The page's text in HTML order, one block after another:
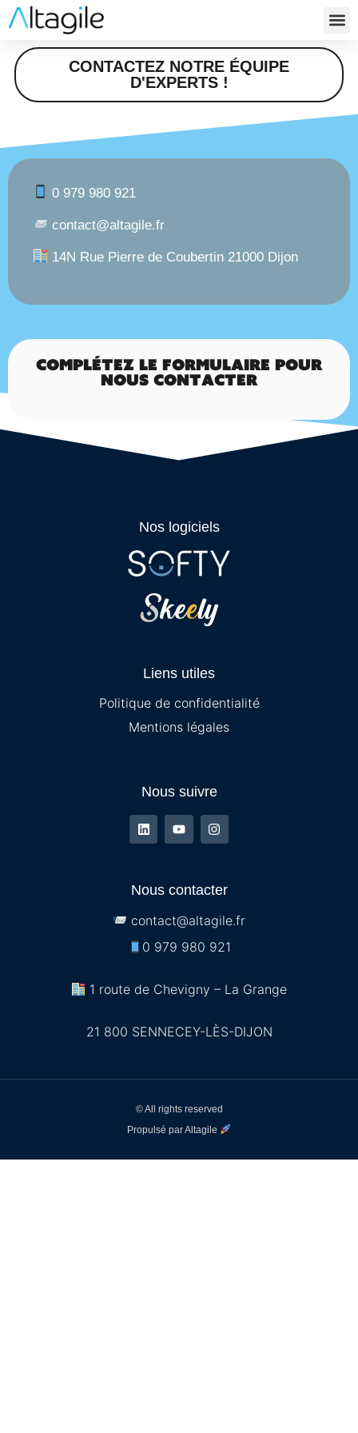
SOFTY
Test de recrutement
candidat pour découvrir leurs connaissances, leurs
compétences comportementales et techniques.
Multidiffusion
en utilisant la multidiffusion sur le logiciel de
recrutement Softy.
Site carrière
employeur grâce au module marque employeur et
CONTACTEZ NOTRE ÉQUIPE
D'EXPERTS !
0 979 980 921
contact@altagile.fr
14N Rue Pierre de Coubertin 21000 Dijon
Complétez le formulaire pour
nous contacter
Nos logiciels
Liens utiles
Politique de confidentialité
Mentions légales
Nous suivre
Nous contacter
contact@altagile.fr
0 979 980 921
1 route de Chevigny – La Grange
21 800 SENNECEY-LÈS-DIJON
© All rights reserved
Propulsé par Altagile